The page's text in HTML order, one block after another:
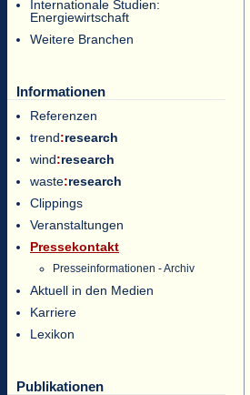
Internationale Studien:
Energiewirtschaft
Weitere Branchen
Informationen
Referenzen
trend:research
wind:research
waste:research
Clippings
Veranstaltungen
Pressekontakt
Presseinformationen - Archiv
Aktuell in den Medien
Karriere
Lexikon
Publikationen